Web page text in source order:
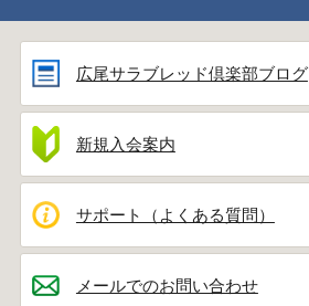
広尾サラブレッド倶楽部ブログ
新規入会案内
サポート（よくある質問）
メールでのお問い合わせ